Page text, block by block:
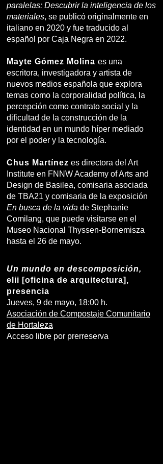
paralelas: Descubrir la inteligencia de los
materiales, se publicó originalmente en
italiano en 2020 y fue traducido al
español por Caja Negra en 2022.
Mayte Gómez Molina es una
escritora, investigadora y artista de
nuevos medios española que explora
temas como la corporalidad política, la
percepción como contrato social y la
dificultad de la construcción de la
identidad en un mundo híper mediado
por el poder y la tecnología.
Chus Martínez es directora del Art
Institute en FNNW Academy of Arts and
Design de Basilea, comisaria asociada
de TBA21 y comisaria de la exposición
En busca de la vida de Stephanie
Comilang, que puede visitarse en el
Museo Nacional Thyssen-Bornemisza
hasta el 26 de mayo.
Un mundo en descomposición,
elii [oficina de arquitectura],
presencia
Jueves, 9 de mayo, 18:00 h.
Asociación de Compostaje Comunitario
de Hortaleza
Acceso libre por prerreserva